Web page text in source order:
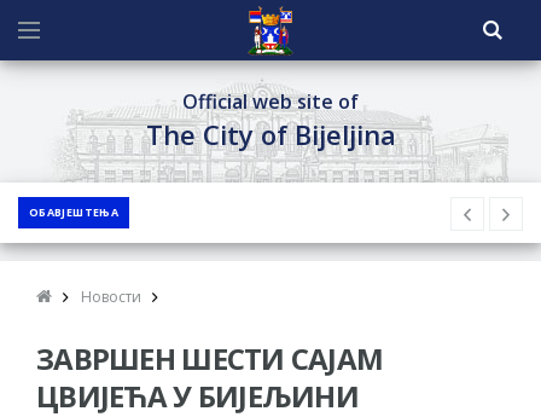
Official web site of
The City of Bijeljina
ОБАВЈЕШТЕЊА
Новости
ЗАВРШЕН ШЕСТИ САЈАМ
ЦВИЈЕЋА У БИЈЕЉИНИ